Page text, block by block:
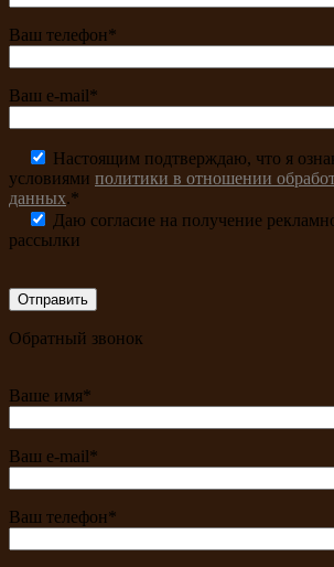
Ваш телефон*
Ваш e-mail*
Настоящим подтверждаю, что я
условиями политики в отношении
данных.*
Даю согласие на получение
рассылки
Обратный звонок
Ваше имя*
Ваш e-mail*
Ваш телефон*